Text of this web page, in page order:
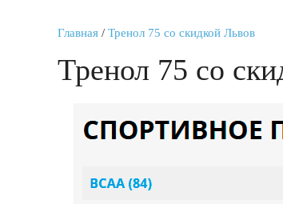
Главная / Тренол 75 со скидкой Львов
Тренол 75 со